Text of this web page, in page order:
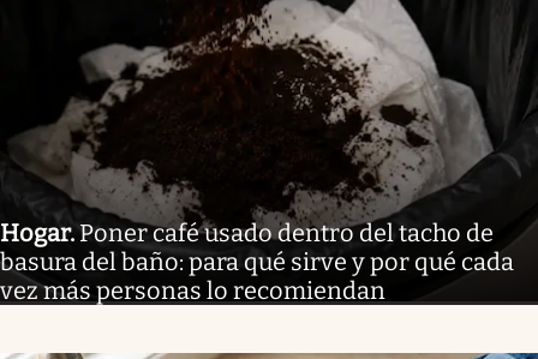
Hogar.Poner café usado dentro del tacho de
basura del baño: para qué sirve y por qué cada
vez más personas lo recomiendan